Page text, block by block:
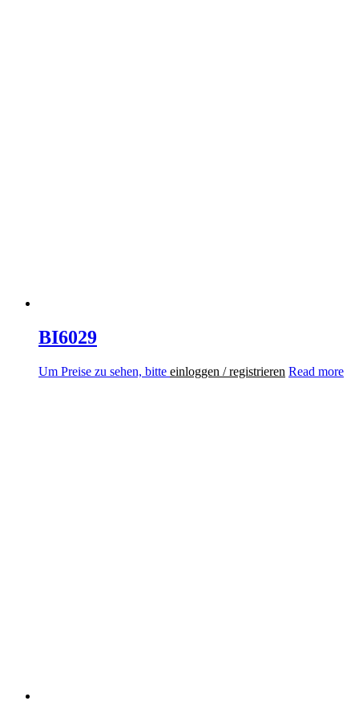
BI6029
Um Preise zu sehen, bitte einloggen / registrieren Read more